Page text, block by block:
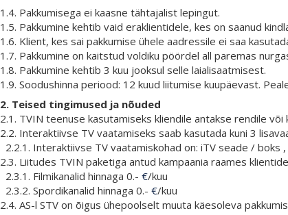
1.4. Pakkumisega ei kaasne tähtajalist lepingut.
1.5. Pakkumine kehtib vaid eraklientidele, kes on saanud
1.6. Klient, kes sai pakkumise ühele aadressile ei saa
1.7. Pakkumine on kaitstud voldiku pöördel all paremas
1.8. Pakkumine kehtib 3 kuu jooksul selle laialisaatmisest.
1.9. Soodushinna periood: 12 kuud liitumise kuupäevast.
2. Teised tingimused ja nõuded
2.1. TVIN teenuse kasutamiseks kliendile antakse rendile
2.2. Interaktiivse TV vaatamiseks saab kasutada kuni 3
2.2.1. Interaktiivse TV vaatamiskohad on: iTV seade / boks
2.3. Liitudes TVIN paketiga antud kampaania raames
2.3.1. Filmikanalid hinnaga 0.- €/kuu
2.3.2. Spordikanalid hinnaga 0.- €/kuu
2.4. АS-l STV on õigus ühepoolselt muuta käesoleva